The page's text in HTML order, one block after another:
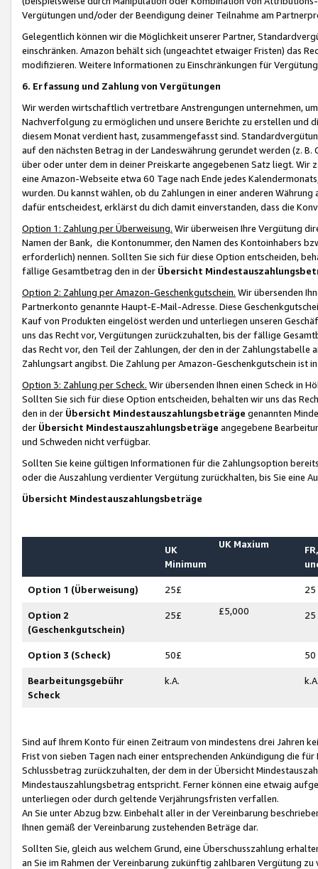
Vergütungen und/oder der Beendigung deiner Teilnahme am
Gelegentlich können wir die Möglichkeit unserer Partner,
einschränken. Amazon behält sich (ungeachtet etwaiger Fristen) das
modifizieren. Weitere Informationen zu Einschränkungen für
6. Erfassung und Zahlung von Vergütungen
Wir werden wirtschaftlich vertretbare Anstrengungen unternehmen,
Nachverfolgung zu ermöglichen und unsere Berichte zu erstellen und
diesem Monat verdient hast, zusammengefasst sind.
auf den nächsten Betrag in der Landeswährung gerundet werden (z.
über oder unter dem in deiner Preiskarte angegebenen Satz liegt.
eine Amazon-Webseite etwa 60 Tage nach Ende jedes
wurden. Du kannst wählen, ob du Zahlungen in einer anderen
dafür entscheidest, erklärst du dich damit einverstanden, dass die
Option 1: Zahlung per Überweisung. Wir überweisen Ihre Vergütung
Namen der Bank, die Kontonummer, den Namen des Kontoinhabers
erforderlich) nennen. Sollten Sie sich für diese Option entscheiden,
fällige Gesamtbetrag den in der Übersicht
Option 2: Zahlung per Amazon-Geschenkgutschein. Wir übersenden
Partnerkonto genannte Haupt-E-Mail-Adresse. Diese
Kauf von Produkten eingelöst werden und unterliegen unseren
uns das Recht vor, Vergütungen zurückzuhalten, bis der fällige
das Recht vor, den Teil der Zahlungen, der den in der
Zahlungsart angibst. Die Zahlung per Amazon-Geschenkgutschein ist
Option 3: Zahlung per Scheck. Wir übersenden Ihnen einen Scheck in
Sollten Sie sich für diese Option entscheiden, behalten wir uns das
den in der Übersicht Mindestauszahlungsbeträge genannten
der Übersicht Mindestauszahlungsbeträge angegebene
und Schweden nicht verfügbar.
Sollten Sie keine gültigen Informationen für die Zahlungsoption
oder die Auszahlung verdienter Vergütung zurückhalten, bis Sie
Übersicht Mindestauszahlungsbeträge
UK
Minimum
UK Maxium
Option 1 (Überweisung) 25£ 25
Option 2
(Geschenkgutschein)
25£ £5,000 25
Option 3 (Scheck) 50£ 50
Bearbeitungsgebühr
Scheck
k.A.
Sind auf Ihrem Konto für einen Zeitraum von mindestens drei Jahren
Frist von sieben Tagen nach einer entsprechenden Ankündigung die
Schlussbetrag zurückzuhalten, der dem in der Übersicht
Mindestauszahlungsbetrag entspricht. Ferner können eine etwaig
unterliegen oder durch geltende Verjährungsfristen verfallen.
An Sie unter Abzug bzw. Einbehalt aller in der Vereinbarung
Ihnen gemäß der Vereinbarung zustehenden Beträge dar.
Sollten Sie, gleich aus welchem Grund, eine Überschusszahlung
an Sie im Rahmen der Vereinbarung zukünftig zahlbaren Vergütung zu